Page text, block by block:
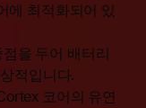
에 최적화되어 있
을 두어 배터리
적입니다.
코어의 유연